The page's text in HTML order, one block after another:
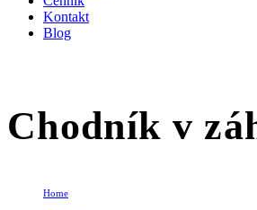
Kontakt
Blog
Chodník v
Home